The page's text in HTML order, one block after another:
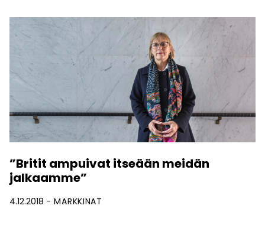
”Britit ampuivat itseään meidän
jalkaamme”
4.12.2018 MARKKINAT